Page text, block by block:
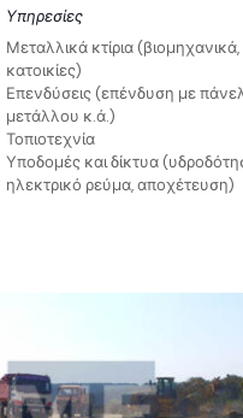
Υπηρεσίες
Μεταλλικά κτίρια
κατοικίες)
Επενδύσεις (επένδυση με
μετάλλου κ.ά.)
Τοπιοτεχνία
Υποδομές και δίκτυα
ηλεκτρικό ρεύμα, αποχέτευση)